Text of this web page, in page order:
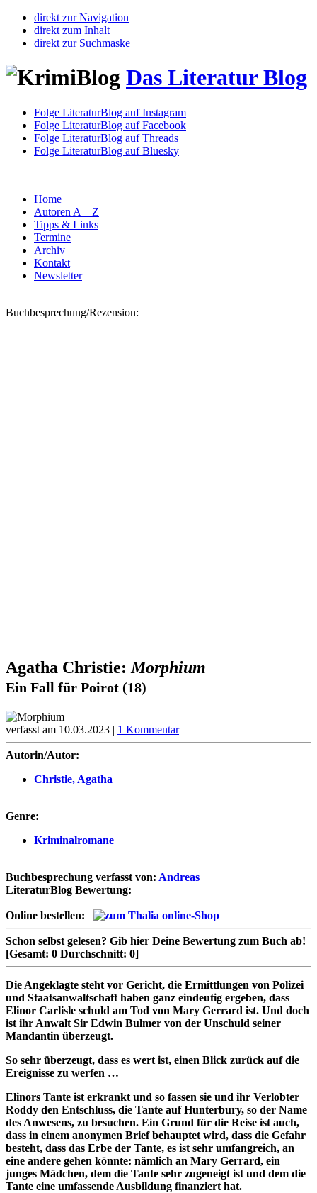
direkt zur Navigation
direkt zum Inhalt
direkt zur Suchmaske
Das Literatur Blog
Folge LiteraturBlog auf Instagram
Folge LiteraturBlog auf Facebook
Folge LiteraturBlog auf Threads
Folge LiteraturBlog auf Bluesky
Home
Autoren A – Z
Tipps & Links
Termine
Archiv
Kontakt
Newsletter
Buchbesprechung/Rezension:
Agatha Christie: Morphium
Ein Fall für Poirot (18)
verfasst am 10.03.2023 | 1 Kommentar
Autorin/Autor:
Christie, Agatha
Genre:
Kriminalromane
Buchbesprechung verfasst von: Andreas
LiteraturBlog Bewertung:
Online bestellen:
Schon selbst gelesen? Gib hier Deine Bewertung zum Buch ab!
[Gesamt: 0 Durchschnitt: 0]
Die Angeklagte steht vor Gericht, die Ermittlungen von Polizei
und Staatsanwaltschaft haben ganz eindeutig ergeben, dass
Elinor Carlisle schuld am Tod von Mary Gerrard ist. Und doch
ist ihr Anwalt Sir Edwin Bulmer von der Unschuld seiner
Mandantin überzeugt.
So sehr überzeugt, dass es wert ist, einen Blick zurück auf die
Ereignisse zu werfen …
Elinors Tante ist erkrankt und so fassen sie und ihr Verlobter
Roddy den Entschluss, die Tante auf Hunterbury, so der Name
des Anwesens, zu besuchen. Ein Grund für die Reise ist auch,
dass in einem anonymen Brief behauptet wird, dass die Gefahr
besteht, dass das Erbe der Tante, es ist sehr umfangreich, an
eine andere gehen könnte: nämlich an Mary Gerrard, ein
junges Mädchen, dem die Tante sehr zugeneigt ist und dem die
Tante eine umfassende Ausbildung finanziert hat.